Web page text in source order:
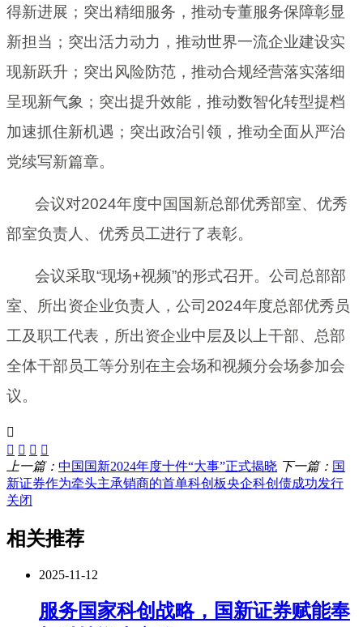
得新进展；突出精细服务，推动专董服务保障彰显
新担当；突出活力动力，推动世界一流企业建设实
现新跃升；突出风险防范，推动合规经营落实落细
呈现新气象；突出提升效能，推动数智化转型提档
加速抓住新机遇；突出政治引领，推动全面从严治
党续写新篇章。
会议对2024年度中国国新总部优秀部室、优秀
部室负责人、优秀员工进行了表彰。
会议采取“现场+视频”的形式召开。公司总部部
室、所出资企业负责人，公司2024年度总部优秀员
工及职工代表，所出资企业中层及以上干部、总部
全体干部员工等分别在主会场和视频分会场参加会
议。
上一篇： 中国国新2024年度十件“大事”正式揭晓 下一篇： 国
新证券作为牵头主承销商的首单科创板央企科创债成功发行
关闭
相关推荐
2025-11-12
服务国家科创战略，国新证券赋能奉